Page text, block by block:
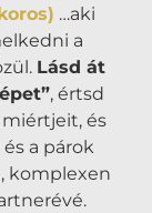
…aki
a
Lásd át
, értsd
miértjeit, és
a párok
komplexen